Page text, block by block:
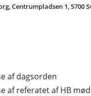
Centrumpladsen 1, 5700
af dagsorden
af referatet af HB